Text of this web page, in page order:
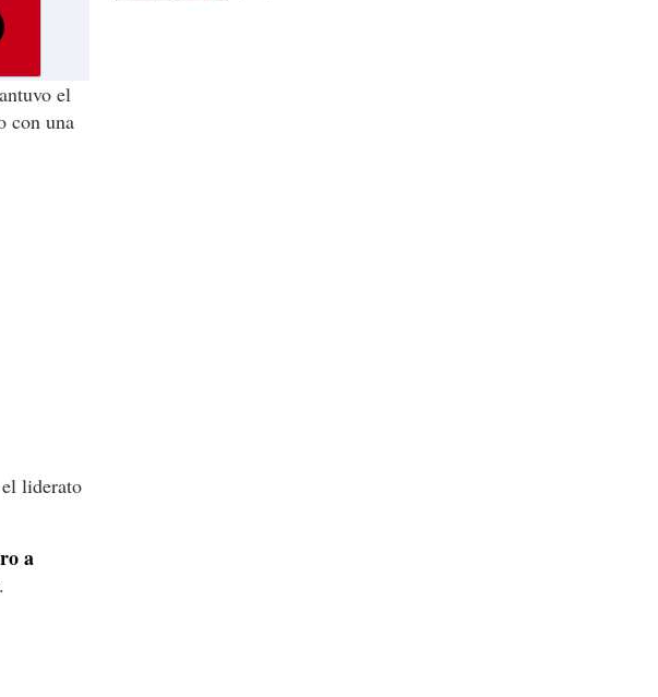
el
con una
liderato
a